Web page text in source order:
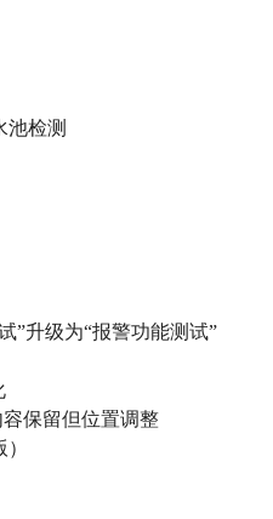
池检测
”升级为“报警功能测试”
容保留但位置调整